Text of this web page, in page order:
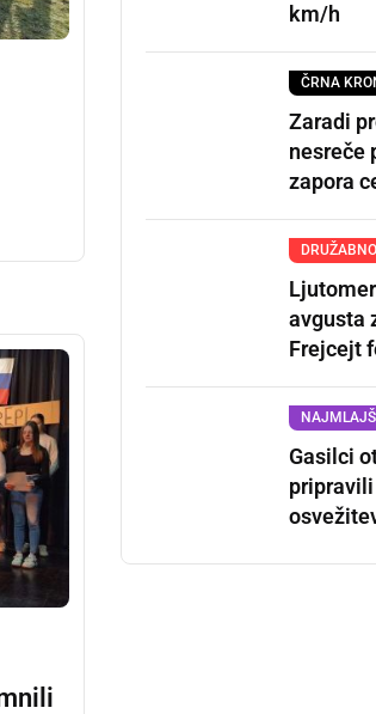
km/h
ČRNA
Zaradi
nesreče
zapora
DRUŽABNO
avgusta
Frejcejt
NAJMLAJŠI
Gasilci